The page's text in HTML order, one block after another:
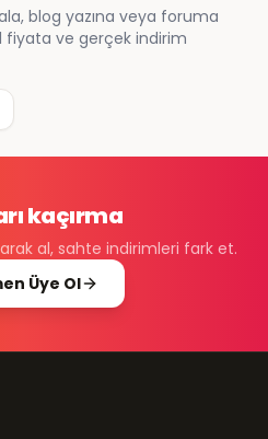
blog yazına veya foruma
fiyata ve gerçek indirim
kaçırma
al, sahte indirimleri fark et.
Üye Ol